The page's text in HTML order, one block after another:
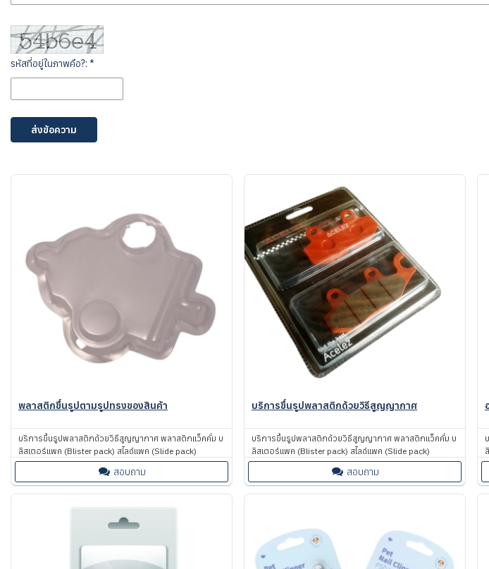
รหัสที่อยู่ในภาพคือ?: *
ส่งข้อความ
พลาสติกขึ้นรูปตามรูปทรงของสินค้า
บริการขึ้นรูปพลาสติกด้วยวิธีสูญญากาศ พลาสติกแว็คคั่ม บ
ลิสเตอร์แพค (Blister pack) สไลด์แพค (Slide pack)
สอบถาม
บริการขึ้นรูปพลาสติกด้วยวิธีสูญญากาศ
บริการขึ้นรูปพลาสติกด้วยวิธีสูญญากาศ พลาสติกแว็คคั่ม บ
ลิสเตอร์แพค (Blister pack) สไลด์แพค (Slide pack)
สอบถาม